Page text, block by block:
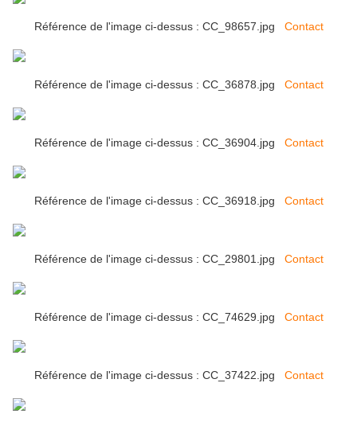
Référence de l'image ci-dessus : CC_98657.jpg Contact
Référence de l'image ci-dessus : CC_36878.jpg Contact
Référence de l'image ci-dessus : CC_36904.jpg Contact
Référence de l'image ci-dessus : CC_36918.jpg Contact
Référence de l'image ci-dessus : CC_29801.jpg Contact
Référence de l'image ci-dessus : CC_74629.jpg Contact
Référence de l'image ci-dessus : CC_37422.jpg Contact